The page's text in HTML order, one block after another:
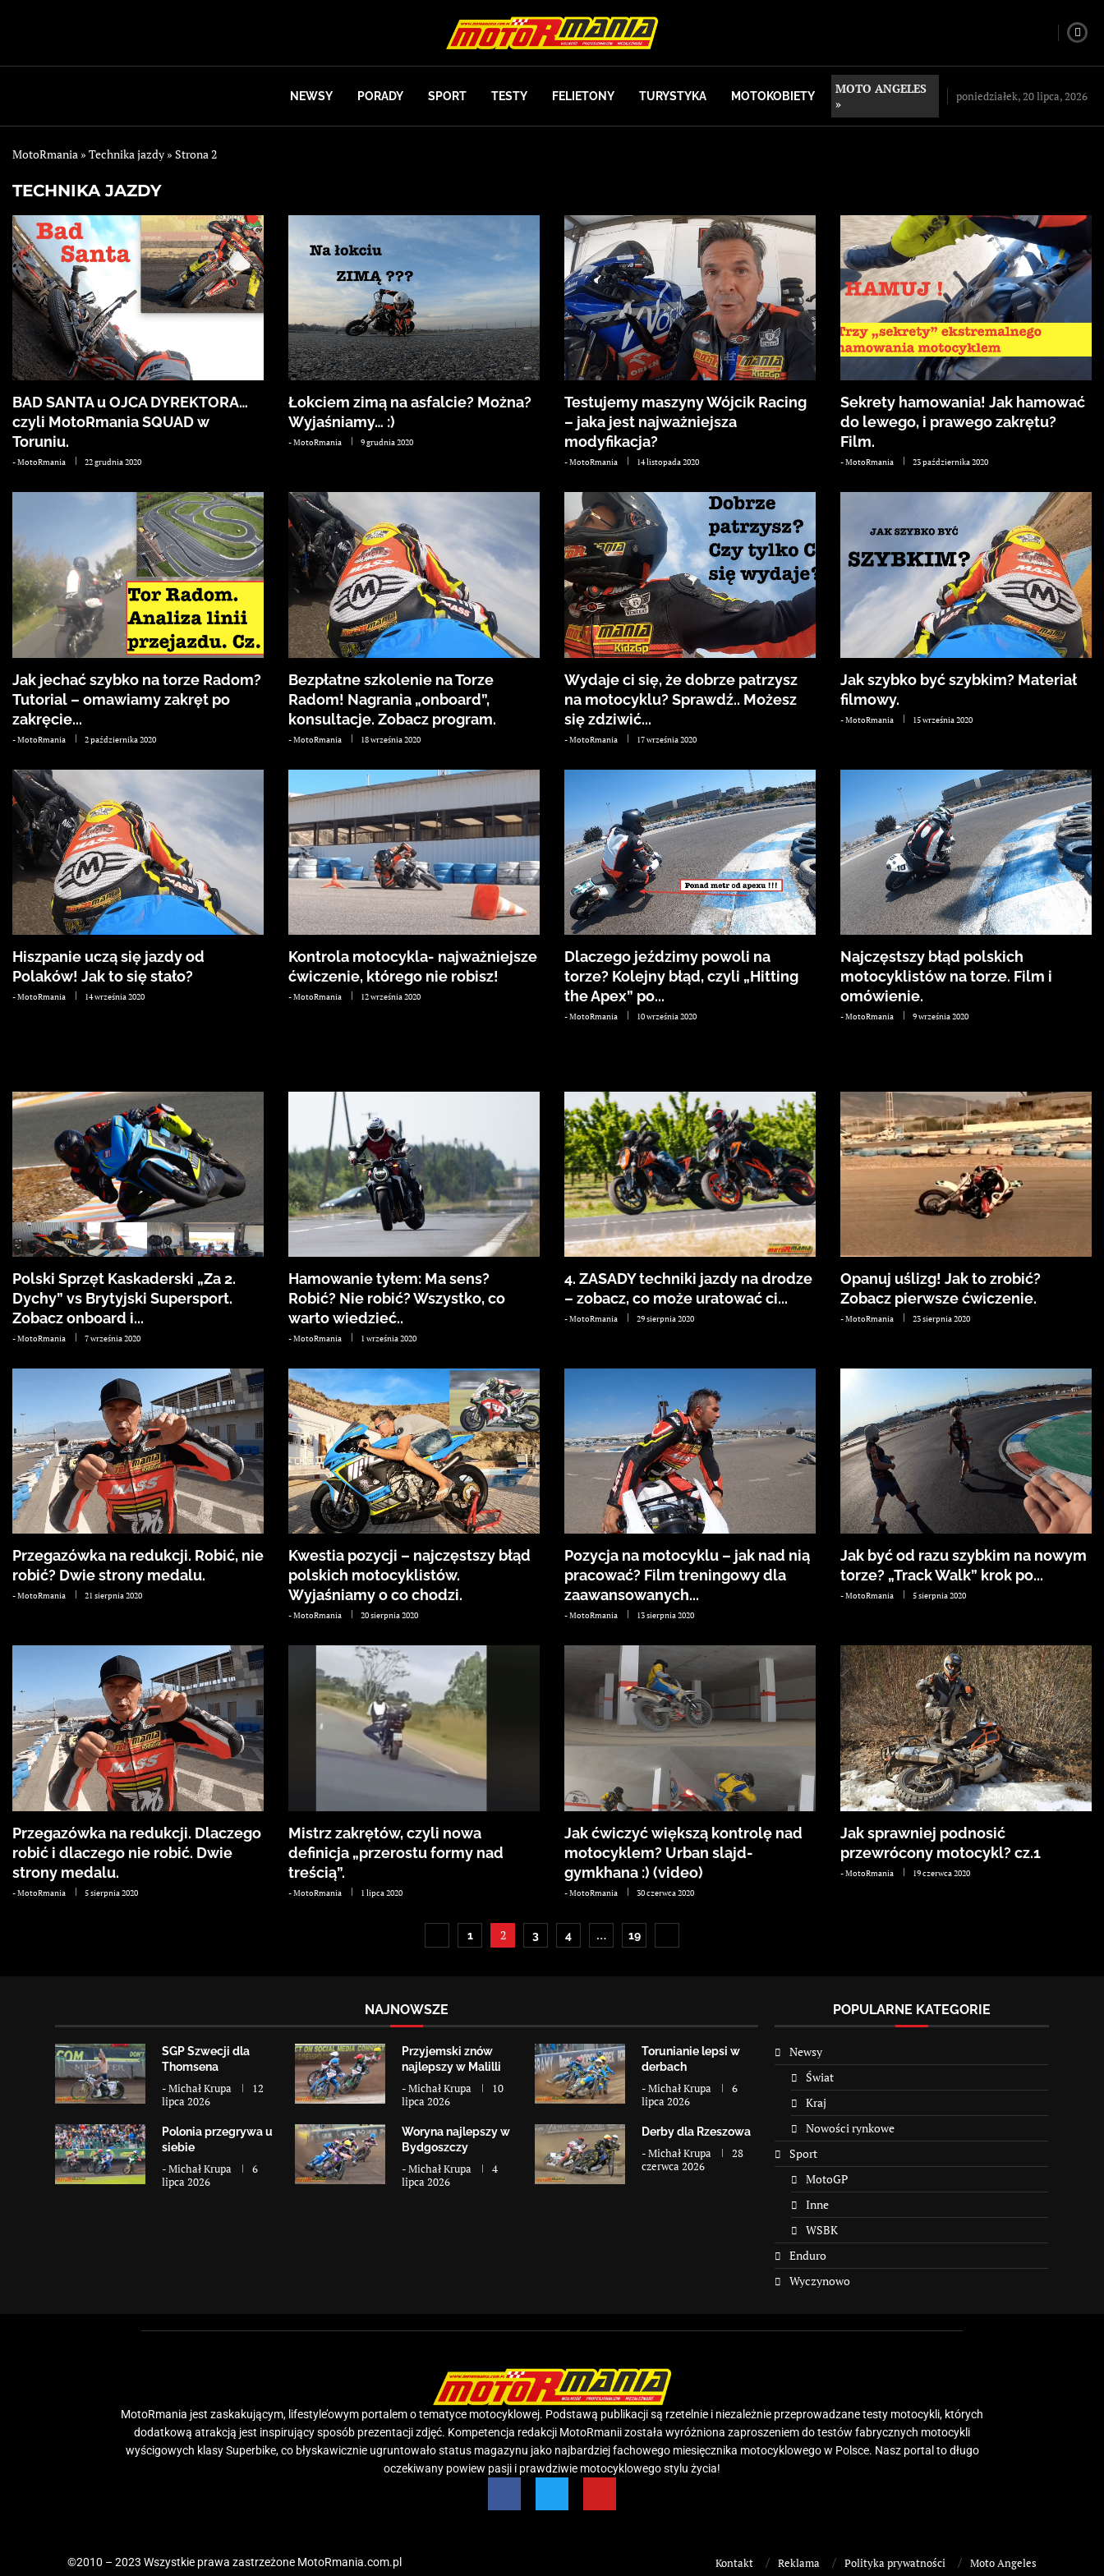
NEWSY PORADY SPORT TESTY FELIETONY TURYSTYKA MOTOKOBIETY
MOTO ANGELES
»
poniedziałek, 20 lipca, 2026
MotoRmania » Technika jazdy » Strona 2
TECHNIKA JAZDY
BAD SANTA u OJCA DYREKTORA…
czyli MotoRmania SQUAD w
Toruniu.
-MotoRmania 22 grudnia 2020
Łokciem zimą na asfalcie? Można?
Wyjaśniamy… :)
-MotoRmania 9 grudnia 2020
Testujemy maszyny Wójcik Racing
– jaka jest najważniejsza
modyfikacja?
-MotoRmania 14 listopada 2020
Sekrety hamowania! Jak hamować
do lewego, i prawego zakrętu?
Film.
-MotoRmania 23 października 2020
Jak jechać szybko na torze Radom?
Tutorial – omawiamy zakręt po
zakręcie...
-MotoRmania 2 października 2020
Bezpłatne szkolenie na Torze
Radom! Nagrania „onboard”,
konsultacje. Zobacz program.
-MotoRmania 18 września 2020
Wydaje ci się, że dobrze patrzysz
na motocyklu? Sprawdź.. Możesz
się zdziwić...
-MotoRmania 17 września 2020
Jak szybko być szybkim? Materiał
filmowy.
-MotoRmania 15 września 2020
Hiszpanie uczą się jazdy od
Polaków! Jak to się stało?
-MotoRmania 14 września 2020
Kontrola motocykla- najważniejsze
ćwiczenie, którego nie robisz!
-MotoRmania 12 września 2020
Dlaczego jeździmy powoli na
torze? Kolejny błąd, czyli „Hitting
the Apex” po...
-MotoRmania 10 września 2020
Najczęstszy błąd polskich
motocyklistów na torze. Film i
omówienie.
-MotoRmania 9 września 2020
Polski Sprzęt Kaskaderski „Za 2.
Dychy” vs Brytyjski Supersport.
Zobacz onboard i...
-MotoRmania 7 września 2020
Hamowanie tyłem: Ma sens?
Robić? Nie robić? Wszystko, co
warto wiedzieć..
-MotoRmania 1 września 2020
4. ZASADY techniki jazdy na drodze
– zobacz, co może uratować ci...
-MotoRmania 29 sierpnia 2020
Opanuj uślizg! Jak to zrobić?
Zobacz pierwsze ćwiczenie.
-MotoRmania 23 sierpnia 2020
Przegazówka na redukcji. Robić, nie
robić? Dwie strony medalu.
-MotoRmania 21 sierpnia 2020
Kwestia pozycji – najczęstszy błąd
polskich motocyklistów.
Wyjaśniamy o co chodzi.
-MotoRmania 20 sierpnia 2020
Pozycja na motocyklu – jak nad nią
pracować? Film treningowy dla
zaawansowanych...
-MotoRmania 13 sierpnia 2020
Jak być od razu szybkim na nowym
torze? „Track Walk” krok po...
-MotoRmania 5 sierpnia 2020
Przegazówka na redukcji. Dlaczego
robić i dlaczego nie robić. Dwie
strony medalu.
-MotoRmania 5 sierpnia 2020
Mistrz zakrętów, czyli nowa
definicja „przerostu formy nad
treścią”.
-MotoRmania 1 lipca 2020
Jak ćwiczyć większą kontrolę nad
motocyklem? Urban slajd-
gymkhana :) (video)
-MotoRmania 30 czerwca 2020
Jak sprawniej podnosić
przewrócony motocykl? cz.1
-MotoRmania 19 czerwca 2020
1 2 3 4 … 19
NAJNOWSZE
SGP Szwecji dla
Thomsena
-Michał Krupa
12
lipca 2026
Przyjemski znów
najlepszy w Malilli
-Michał Krupa
10
lipca 2026
Torunianie lepsi w
derbach
-Michał Krupa
6
lipca 2026
Polonia przegrywa u
siebie
-Michał Krupa
6
lipca 2026
Woryna najlepszy w
Bydgoszczy
-Michał Krupa
4
lipca 2026
Derby dla Rzeszowa
-Michał Krupa
28
czerwca 2026
POPULARNE KATEGORIE
Newsy
Świat
Kraj
Nowości rynkowe
Sport
MotoGP
Inne
WSBK
Enduro
Wyczynowo
MotoRmania jest zaskakującym, lifestyle’owym portalem o tematyce motocyklowej. Podstawą publikacji są rzetelnie i niezależnie przeprowadzane testy motocykli, których
dodatkową atrakcją jest inspirujący sposób prezentacji zdjęć. Kompetencja redakcji MotoRmanii została wyróżniona zaproszeniem do testów fabrycznych motocykli
wyścigowych klasy Superbike, co błyskawicznie ugruntowało status magazynu jako najbardziej fachowego miesięcznika motocyklowego w Polsce. Nasz portal to długo
oczekiwany powiew pasji i prawdziwie motocyklowego stylu życia!
©2010 – 2023 Wszystkie prawa zastrzeżone MotoRmania.com.pl Kontakt Reklama Polityka prywatności Moto Angeles